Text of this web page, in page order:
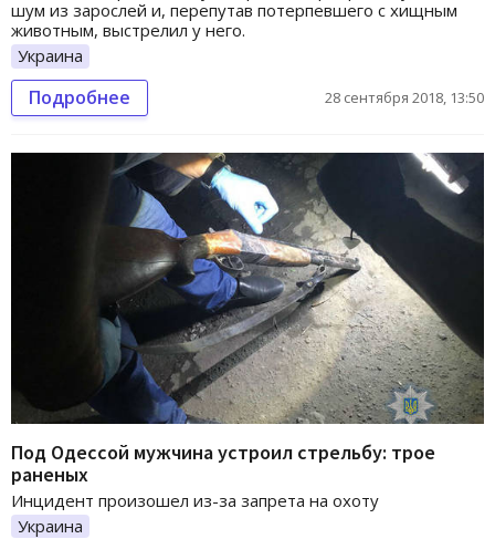
шум из зарослей и, перепутав потерпевшего с хищным
животным, выстрелил у него.
Украина
Подробнее 28 сентября 2018, 13:50
Под Одессой мужчина устроил стрельбу: трое
раненых
Инцидент произошел из-за запрета на охоту
Украина